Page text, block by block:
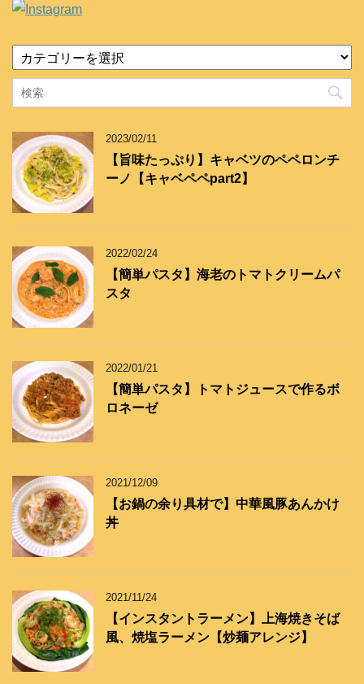
テ
ゴ
リ
2023/02/11
【旨味たっぷり】キャベツのペペロンチ
ーノ【キャベペペpart2】
2022/02/24
【簡単パスタ】海老のトマトクリームパ
スタ
2022/01/21
【簡単パスタ】トマトジュースで作るボ
ロネーゼ
2021/12/09
【お鍋の余り具材で】中華風豚あんかけ
丼
2021/11/24
【インスタントラーメン】上海焼きそば
風、焼塩ラーメン【炒麺アレンジ】